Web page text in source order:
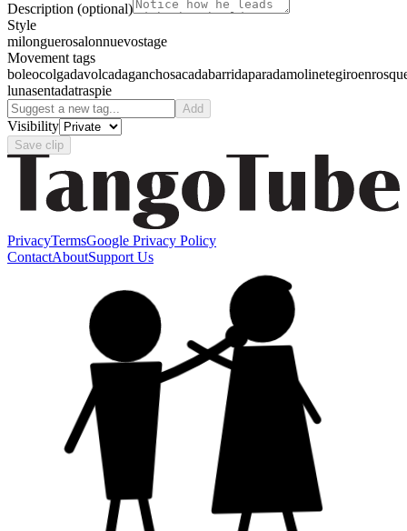
Description (optional)
Style
milonguerosalonnuevostage
Movement tags
boleocolgadavolcadaganchosacadabarridaparadamolinetegiro
lunasentadatraspie
Add
Visibility
Save clip
PrivacyTermsGoogle Privacy Policy
ContactAboutSupport Us